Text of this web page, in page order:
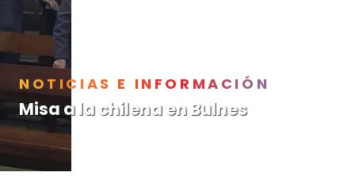
NOTICIAS E INFORMACIÓN
Misa a la chilena en Bulnes